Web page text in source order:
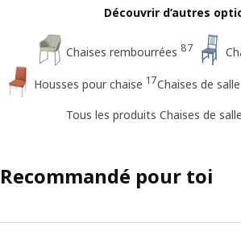
Découvrir d’autres
Chaises rembourrées 87
Housses pour chaise 17Chaises de
Tous les produits Chaises de
Recommandé pour toi